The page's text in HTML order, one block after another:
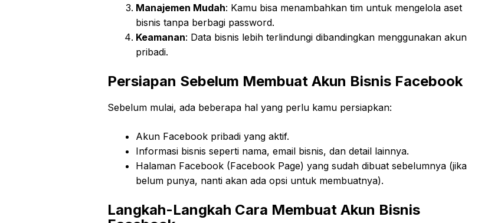
Manajemen Mudah: Kamu bisa menambahkan tim untuk mengelola aset
bisnis tanpa berbagi password.
Keamanan: Data bisnis lebih terlindungi dibandingkan menggunakan akun
pribadi.
Persiapan Sebelum Membuat Akun Bisnis Facebook
Sebelum mulai, ada beberapa hal yang perlu kamu persiapkan:
Akun Facebook pribadi yang aktif.
Informasi bisnis seperti nama, email bisnis, dan detail lainnya.
Halaman Facebook (Facebook Page) yang sudah dibuat sebelumnya (jika
belum punya, nanti akan ada opsi untuk membuatnya).
Langkah-Langkah Cara Membuat Akun Bisnis